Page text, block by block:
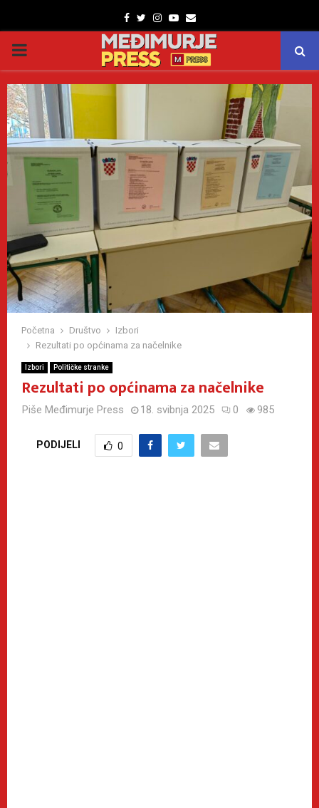
Facebook
TwitterInstagram
Youtube
Email
PRIMARY
MENU
Početna Društvo
Izbori
Rezultati po općinama za načelnike
Izbori Političke stranke
Rezultati po općinama za načelnike
Piše Međimurje Press 18. svibnja 2025 0 985
PODIJELI 0